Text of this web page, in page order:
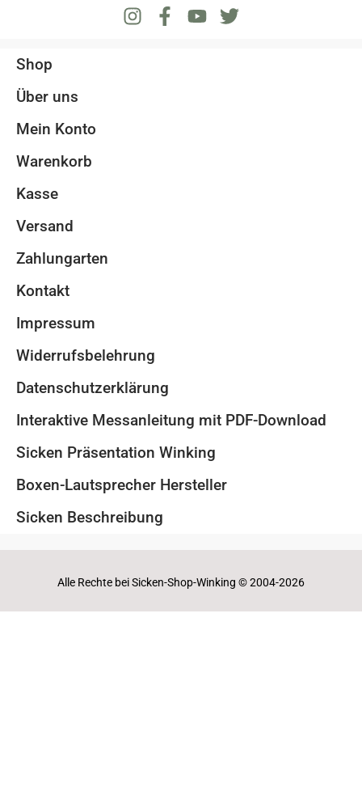
Shop
Über uns
Mein Konto
Warenkorb
Kasse
Versand
Zahlungarten
Kontakt
Impressum
Widerrufsbelehrung
Datenschutzerklärung
Interaktive Messanleitung mit PDF-Download
Sicken Präsentation Winking
Boxen-Lautsprecher Hersteller
Sicken Beschreibung
Alle Rechte bei Sicken-Shop-Winking © 2004-2026